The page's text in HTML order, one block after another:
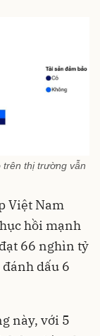
trên thị trường vẫn
Việt Nam
hồi mạnh
66 nghìn tỷ
dấu 6
này, với 5